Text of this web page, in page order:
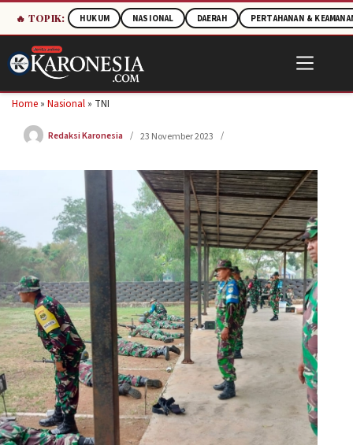
🔥 TOPIK: HUKUM NASIONAL DAERAH PERTAHANAN &
to
content
Home » Nasional » TNI
Redaksi Karonesia 23 November 2023